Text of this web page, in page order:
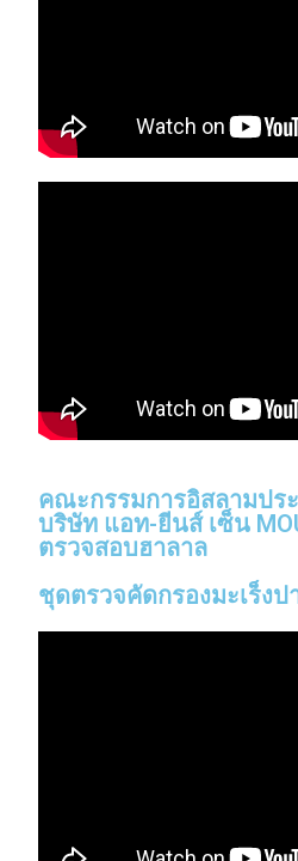
คณะกรรมการอิสลามปร
บริษัท แอท-ยีนส์ เซ็น
ตรวจสอบฮาลาล
ชุดตรวจคัดกรองมะเร็งป